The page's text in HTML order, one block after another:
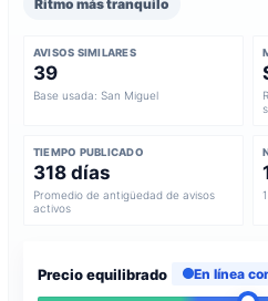
Ritmo más tranquilo
AVISOS SIMILARES
39
Base usada: San Miguel
TIEMPO PUBLICADO
318 días
Promedio de antigüedad de avisos
activos
Precio equilibrado En línea